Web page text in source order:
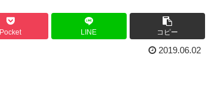
Pocket LINE コピー
2019.06.02